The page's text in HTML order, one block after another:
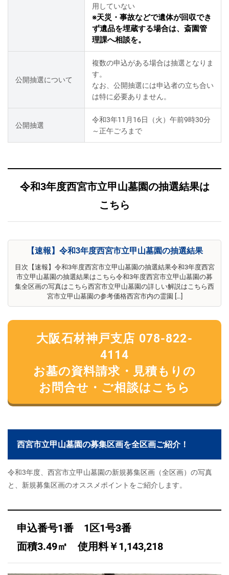
用していない
※天災・事故などで遺体が回収でき
ず遺品を埋蔵する場合は、斎園管
理課へ相談を。
公開抽選について
複数の申込がある場合は抽選となりま
す。
なお、公開抽選には申込者の立ち合い
は特に必要ありません。
公開抽選
令和3年11月16日（火）午前9時30分
～正午ごろまで
令和3年度西宮市立甲山墓園の抽選結果は
こちら
【速報】令和3年度西宮市立甲山墓園の抽選結果
目次【速報】令和3年度西宮市立甲山墓園の抽選結果令和3年度西宮
市立甲山墓園の抽選結果はこちら令和3年度西宮市立甲山墓園の募
集全区画の写真はこちら西宮市立甲山墓園の詳しい解説はこちら西
宮市立甲山墓園の参考価格西宮市内の霊園 […]
大阪石材神戸支店 078-822-
4114
お墓の資料請求・見積もりの
お問合せ・ご相談はこちら
西宮市立甲山墓園の募集区画を全区画ご紹介！
令和3年度、西宮市立甲山墓園の新規募集区画（全区画）の写真
と、新規募集区画のオススメポイントをご紹介します。
申込番号1番 1区1号3番
面積3.49㎡ 使用料￥1,143,218